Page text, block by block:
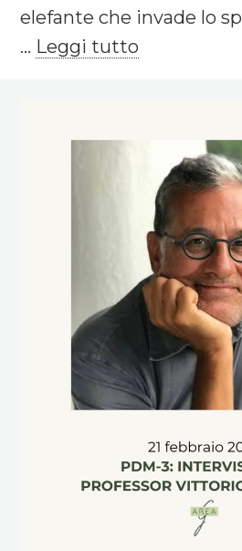
elefante che invade lo
... Leggi tutto